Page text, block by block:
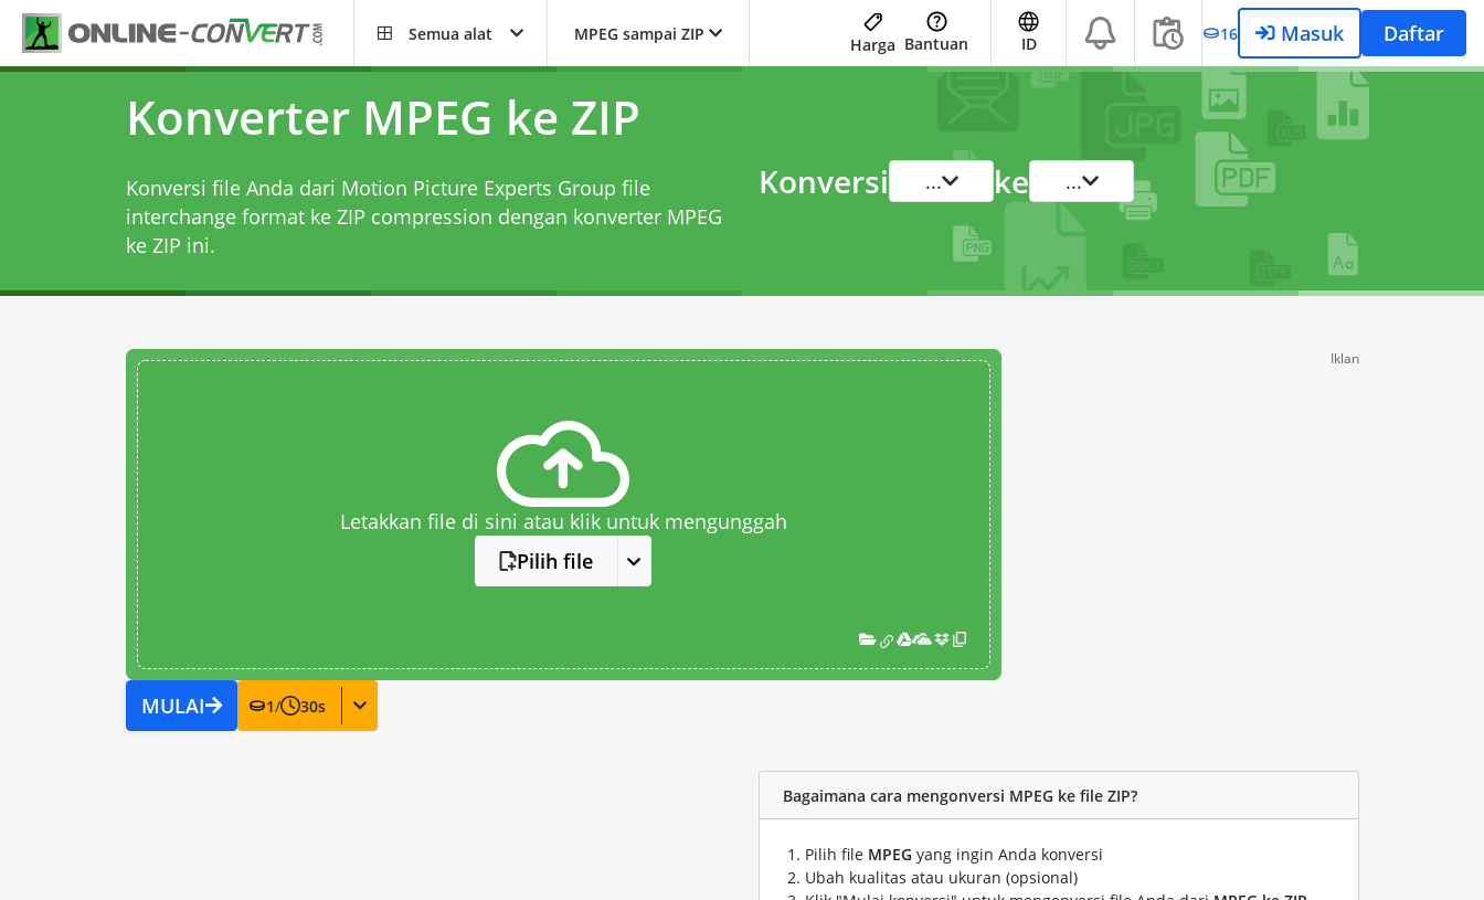
Semua alat MPEG sampai ZIP
Harga Bantuan ID 16 Masuk Daftar
Konverter MPEG ke ZIP
Konversi file Anda dari Motion Picture Experts Group file
interchange format ke ZIP compression dengan konverter MPEG
ke ZIP ini.
Konversi ... ke ...
Letakkan file di sini atau klik untuk mengunggah
Pilih file
MULAI 1/ 30s
Iklan
Bagaimana cara mengonversi MPEG ke file ZIP?
Pilih file MPEG yang ingin Anda konversi
Ubah kualitas atau ukuran (opsional)